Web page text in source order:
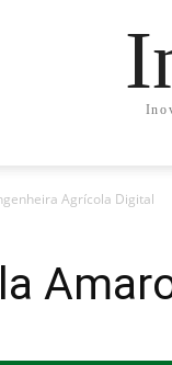
Agrícola Digital